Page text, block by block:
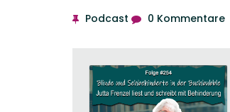
Podcast 0 Kommentare